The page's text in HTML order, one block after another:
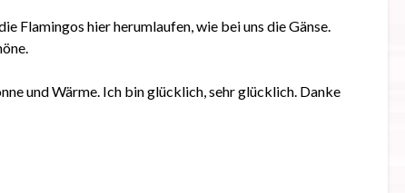
Flamingos hier herumlaufen, wie bei uns die Gänse.
und Wärme. Ich bin glücklich, sehr glücklich. Danke